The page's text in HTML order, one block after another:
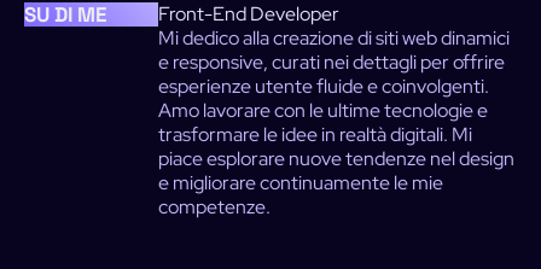
SU DI ME
Front-End Developer
Mi dedico alla creazione di siti web dinamici
e responsive, curati nei dettagli per offrire
esperienze utente fluide e coinvolgenti.
Amo lavorare con le ultime tecnologie e
trasformare le idee in realtà digitali. Mi
piace esplorare nuove tendenze nel design
e migliorare continuamente le mie
competenze.